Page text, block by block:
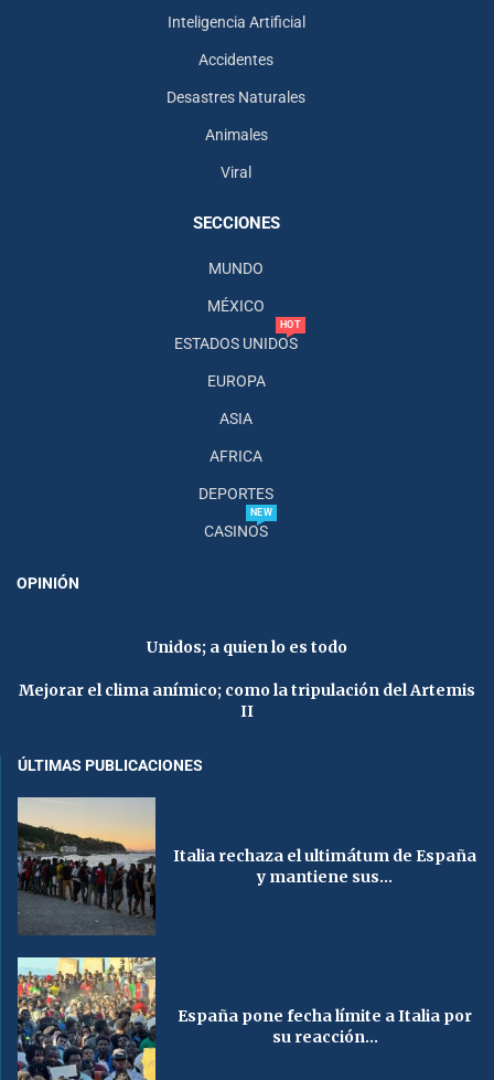
Inteligencia Artificial
Accidentes
Desastres Naturales
Animales
Viral
SECCIONES
MUNDO
MÉXICO
ESTADOS UNIDOS
HOT
EUROPA
ASIA
AFRICA
DEPORTES
CASINOS
NEW
OPINIÓN
Unidos; a quien lo es todo
Mejorar el clima anímico; como la tripulación del Artemis
II
ÚLTIMAS PUBLICACIONES
Italia rechaza el ultimátum de España
y mantiene sus...
España pone fecha límite a Italia por
su reacción...